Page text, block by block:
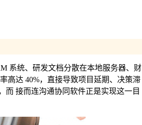
系统、研发文档分散在本地服务器、财
高达 40%，直接导致项目延期、决策滞
而 接而连沟通协同软件正是实现这一目